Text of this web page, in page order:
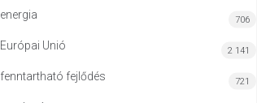
energia 706
Európai Unió 2 141
fenntartható fejlődés 721